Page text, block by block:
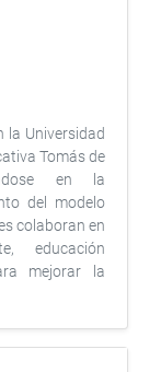
la Universidad
Tomás de
en la
del modelo
colaboran en
educación
mejorar la